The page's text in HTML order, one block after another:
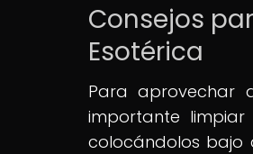
Consejos
Esotérica
Para aprovechar
importante
colocándolos bajo